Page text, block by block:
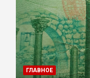
ГЛАВНОЕ